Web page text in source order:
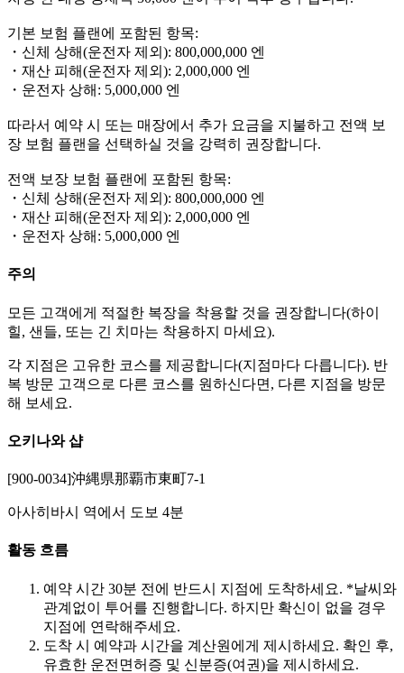
기본 보험 플랜에 포함된 항목:
・신체 상해(운전자 제외): 800,000,000 엔
・재산 피해(운전자 제외): 2,000,000 엔
・운전자 상해: 5,000,000 엔
따라서 예약 시 또는 매장에서 추가 요금을 지불하고 전액 보
장 보험 플랜을 선택하실 것을 강력히 권장합니다.
전액 보장 보험 플랜에 포함된 항목:
・신체 상해(운전자 제외): 800,000,000 엔
・재산 피해(운전자 제외): 2,000,000 엔
・운전자 상해: 5,000,000 엔
주의
모든 고객에게 적절한 복장을 착용할 것을 권장합니다(하이
힐, 샌들, 또는 긴 치마는 착용하지 마세요).
각 지점은 고유한 코스를 제공합니다(지점마다 다릅니다). 반
복 방문 고객으로 다른 코스를 원하신다면, 다른 지점을 방문
해 보세요.
오키나와 샵
[900-0034]沖縄県那覇市東町7-1
아사히바시 역에서 도보 4분
활동 흐름
예약 시간 30분 전에 반드시 지점에 도착하세요. *날씨와
관계없이 투어를 진행합니다. 하지만 확신이 없을 경우
지점에 연락해주세요.
도착 시 예약과 시간을 계산원에게 제시하세요. 확인 후,
유효한 운전면허증 및 신분증(여권)을 제시하세요.